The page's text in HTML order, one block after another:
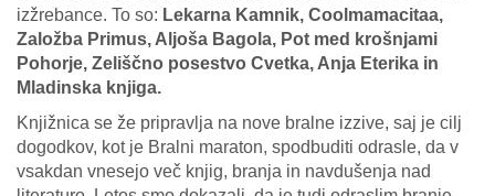
izžrebance. To so: Lekarna Kamnik, Coolmamacitaa,
Založba Primus, Aljoša Bagola, Pot med krošnjami
Pohorje, Zeliščno posestvo Cvetka, Anja Eterika in
Mladinska knjiga.
Knjižnica se že pripravlja na nove bralne izzive, saj je cilj
dogodkov, kot je Bralni maraton, spodbuditi odrasle, da v
vsakdan vnesejo več knjig, branja in navdušenja nad